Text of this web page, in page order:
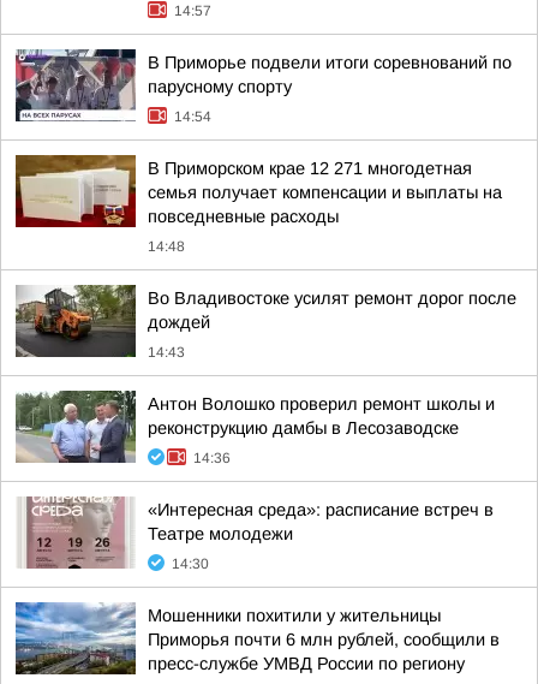
14:57
В Приморье подвели итоги соревнований по
парусному спорту
14:54
В Приморском крае 12 271 многодетная
семья получает компенсации и выплаты на
повседневные расходы
14:48
Во Владивостоке усилят ремонт дорог после
дождей
14:43
Антон Волошко проверил ремонт школы и
реконструкцию дамбы в Лесозаводске
14:36
«Интересная среда»: расписание встреч в
Театре молодежи
14:30
Мошенники похитили у жительницы
Приморья почти 6 млн рублей, сообщили в
пресс-службе УМВД России по региону